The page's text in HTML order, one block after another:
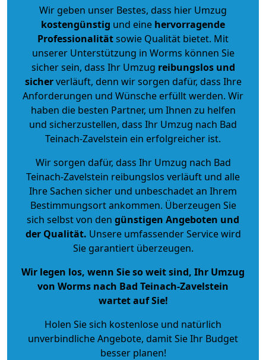
Wir geben unser Bestes, dass hier Umzug
kostengünstig und eine hervorragende
Professionalitätsowie Qualität bietet. Mit
unserer Unterstützung in Worms können Sie
sicher sein, dass Ihr Umzug reibungslos und
sicherverläuft, denn wir sorgen dafür, dass Ihre
Anforderungen und Wünsche erfüllt werden. Wir
haben die besten Partner, um Ihnen zu helfen
und sicherzustellen, dass Ihr Umzug nach Bad
Teinach-Zavelstein ein erfolgreicher ist.
Wir sorgen dafür, dass Ihr Umzug nach Bad
Teinach-Zavelstein reibungslos verläuft und alle
Ihre Sachen sicher und unbeschadet an Ihrem
Bestimmungsort ankommen. Überzeugen Sie
sich selbst von den günstigen Angeboten und
der Qualität. Unsere umfassender Service wird
Sie garantiert überzeugen.
Wir legen los, wenn Sie so weit sind, Ihr Umzug
von Worms nach Bad Teinach-Zavelstein
wartet auf Sie!
Holen Sie sich kostenlose und natürlich
unverbindliche Angebote, damit Sie Ihr Budget
besser planen!